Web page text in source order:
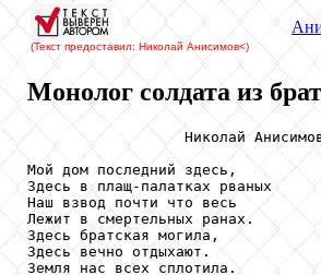
(Текст предоставил: Николай Анисимов<)
Монолог солдата из
Николай
Мой дом последний здесь,
Здесь в плащ-палатках рваных
Наш взвод почти что весь
Лежит в смертельных ранах.
Здесь братская могила,
Здесь вечно отдыхают.
Земля нас всех сплотила.